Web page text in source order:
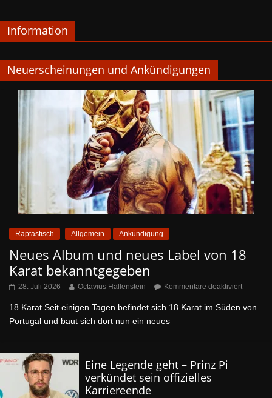
Information
Neuerscheinungen und Ankündigungen
Raptastisch Allgemein Ankündigung
Neues Album und neues Label von 18
Karat bekanntgegeben
28. Juli 2026 Octavius Hallenstein Kommentare deaktiviert
18 Karat Seit einigen Tagen befindet sich 18 Karat im Süden von
Portugal und baut sich dort nun ein neues
Eine Legende geht – Prinz Pi
verkündet sein offizielles
Karriereende